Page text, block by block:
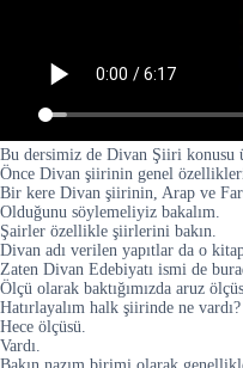
Bu dersimiz de Divan Şiiri konusu
Önce Divan şiirinin genel
Bir kere Divan şiirinin, Arap ve
Olduğunu söylemeliyiz bakalım.
Şairler özellikle şiirlerini bakın.
Divan adı verilen yapıtlar da o
Zaten Divan Edebiyatı ismi de
Ölçü olarak baktığımızda aruz
Hatırlayalım halk şiirinde ne vardı?
Hece ölçüsü.
Vardı.